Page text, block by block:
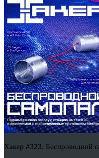
Хакер #323. Беспроводной